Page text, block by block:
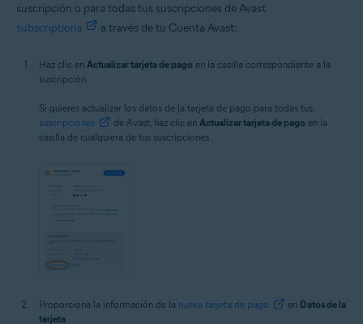
suscripción o para todas tus suscripciones de Avast
subscriptions
a través de tu Cuenta Avast:
Haz clic en Actualizar tarjeta de pago en la casilla correspondiente a la
suscripción.
Si quieres actualizar los datos de la tarjeta de pago para todas tus
suscripciones
de Avast, haz clic en Actualizar tarjeta de pago en la
casilla de cualquiera de tus suscripciones.
Proporciona la información de la nueva tarjeta de pago en Datos de la
tarjeta